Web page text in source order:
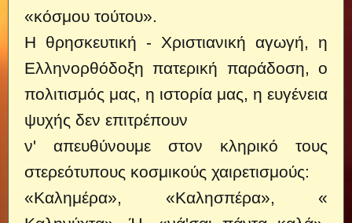
«κόσμου τούτου».
Η θρησκευτική - Χριστιανική αγωγή, η
Ελληνορθόδοξη πατερική παράδοση, ο
πολιτισμός μας, η ιστορία μας, η ευγένεια
ψυχής δεν επιτρέπουν
ν' απευθύνουμε στον κληρικό τους
στερεότυπους κοσμικούς χαιρετισμούς:
«Καλημέρα», «Καλησπέρα», «